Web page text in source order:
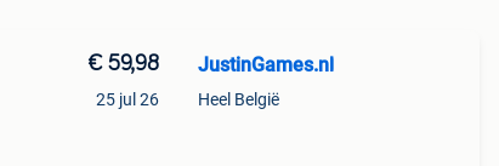
€ 59,98
25 jul 26
JustinGames.nl
Heel België